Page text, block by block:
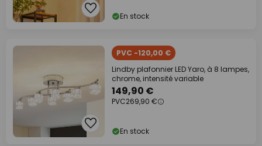
En stock
PVC -120,00 €
Lindby plafonnier LED Yaro, à 8 lampes,
chrome, intensité variable
149,90 €
PVC269,90 €
En stock